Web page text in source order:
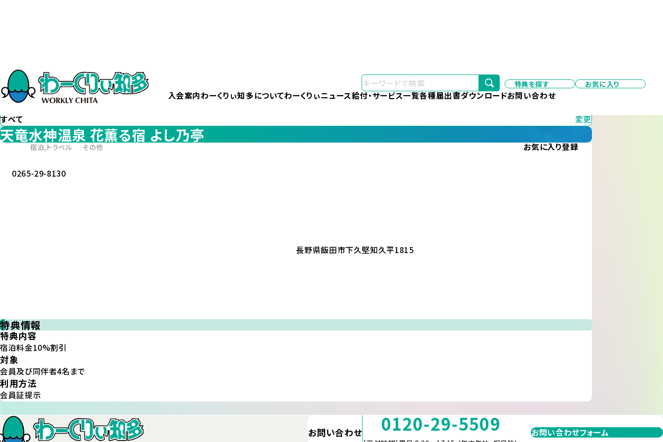
特典を探す お気に入り
入会案内わーくりぃ知多についてわーくりぃニュース給付・サービス一覧各種届出書ダウンロードお問い合わせ
カテゴリー から探す
すべて 変更
エリア から探す
すべて 変更
天竜水神温泉 花薫る宿 よし乃亭
宿泊,トラベル その他 お気に入り登録
0265-29-8130
長野県飯田市下久堅知久平1815
特典情報
特典内容
宿泊料金10%割引
対象
会員及び同伴者4名まで
利用方法
会員証提示
お問い合わせ 0120-29-5509 お問い合わせフォーム